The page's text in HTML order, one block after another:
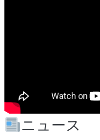
ニュース